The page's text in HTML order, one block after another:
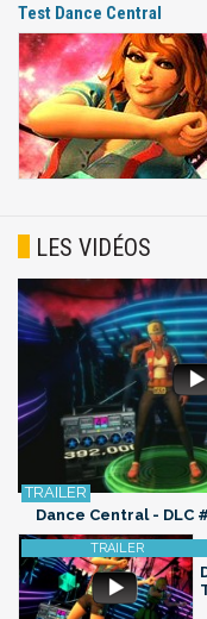
Test Dance Central
LES VIDÉOS
Dance Central - DLC